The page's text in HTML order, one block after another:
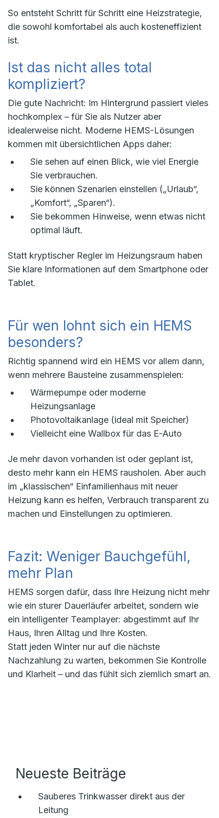
So entsteht Schritt für Schritt eine Heizstrategie,
die sowohl komfortabel als auch kosteneffizient
ist.
Ist das nicht alles total
kompliziert?
Die gute Nachricht: Im Hintergrund passiert vieles
hochkomplex – für Sie als Nutzer aber
idealerweise nicht. Moderne HEMS-Lösungen
kommen mit übersichtlichen Apps daher:
Sie sehen auf einen Blick, wie viel Energie
Sie verbrauchen.
Sie können Szenarien einstellen („Urlaub“,
„Komfort“, „Sparen“).
Sie bekommen Hinweise, wenn etwas nicht
optimal läuft.
Statt kryptischer Regler im Heizungsraum haben
Sie klare Informationen auf dem Smartphone oder
Tablet.
Für wen lohnt sich ein HEMS
besonders?
Richtig spannend wird ein HEMS vor allem dann,
wenn mehrere Bausteine zusammenspielen:
Wärmepumpe oder moderne
Heizungsanlage
Photovoltaikanlage (ideal mit Speicher)
Vielleicht eine Wallbox für das E-Auto
Je mehr davon vorhanden ist oder geplant ist,
desto mehr kann ein HEMS rausholen. Aber auch
im „klassischen“ Einfamilienhaus mit neuer
Heizung kann es helfen, Verbrauch transparent zu
machen und Einstellungen zu optimieren.
Fazit: Weniger Bauchgefühl,
mehr Plan
HEMS sorgen dafür, dass Ihre Heizung nicht mehr
wie ein sturer Dauerläufer arbeitet, sondern wie
ein intelligenter Teamplayer: abgestimmt auf Ihr
Haus, Ihren Alltag und Ihre Kosten.
Statt jeden Winter nur auf die nächste
Nachzahlung zu warten, bekommen Sie Kontrolle
und Klarheit – und das fühlt sich ziemlich smart an.
Neueste Beiträge
Sauberes Trinkwasser direkt aus der
Leitung